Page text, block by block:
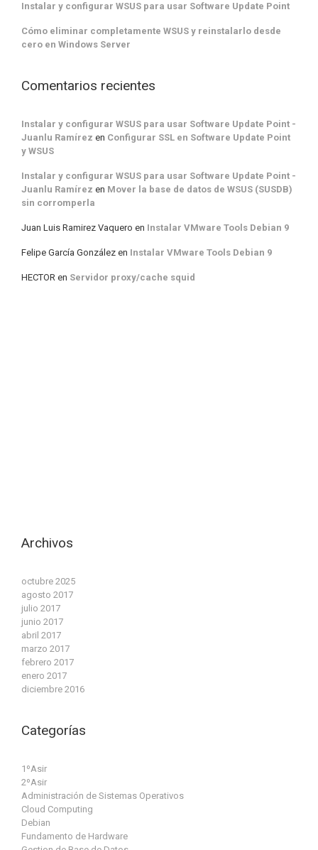
Instalar y configurar WSUS para usar Software Update Point
Cómo eliminar completamente WSUS y reinstalarlo desde
cero en Windows Server
Comentarios recientes
Instalar y configurar WSUS para usar Software Update Point -
Juanlu Ramírez en Configurar SSL en Software Update Point
y WSUS
Instalar y configurar WSUS para usar Software Update Point -
Juanlu Ramírez en Mover la base de datos de WSUS (SUSDB)
sin corromperla
Juan Luis Ramirez Vaquero en Instalar VMware Tools Debian 9
Felipe García González en Instalar VMware Tools Debian 9
HECTOR en Servidor proxy/cache squid
Archivos
octubre 2025
agosto 2017
julio 2017
junio 2017
abril 2017
marzo 2017
febrero 2017
enero 2017
diciembre 2016
Categorías
1ºAsir
2ºAsir
Administración de Sistemas Operativos
Cloud Computing
Debian
Fundamento de Hardware